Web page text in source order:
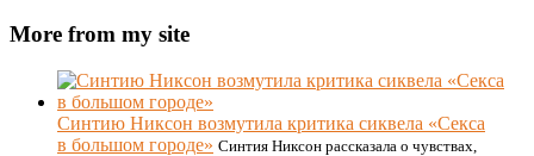
More from my site
Синтию Никсон возмутила критика сиквела «Секса
в большом городе» Синтия Никсон рассказала о чувствах,